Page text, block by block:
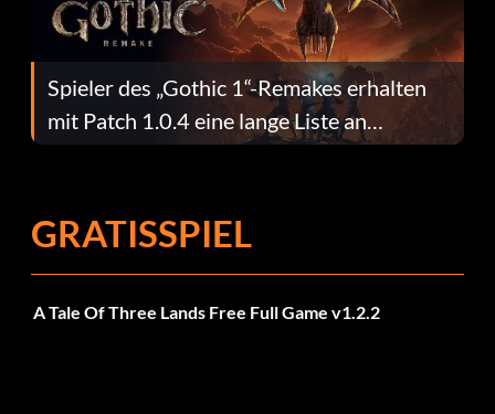
Spieler des „Gothic 1“-Remakes erhalten
mit Patch 1.0.4 eine lange Liste an
Fehlerbehebungen
GRATISSPIEL
A Tale Of Three Lands Free Full Game v1.2.2